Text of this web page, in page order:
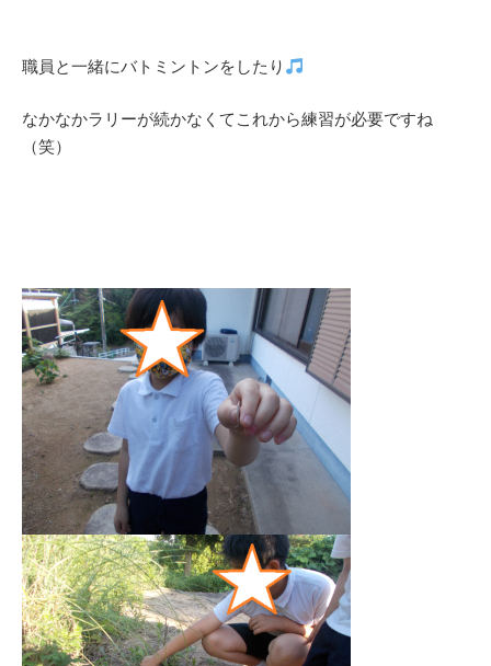
職員と一緒にバトミントンをしたり
なかなかラリーが続かなくてこれから練習が必要ですね
（笑）